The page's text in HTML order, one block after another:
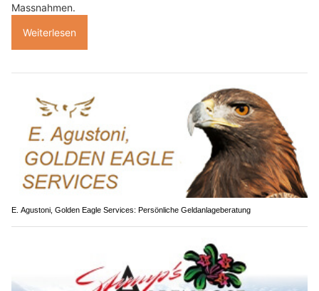
Massnahmen.
Weiterlesen
E. Agustoni, Golden Eagle Services: Persönliche Geldanlageberatung